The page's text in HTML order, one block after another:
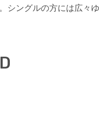
シングルの方には広々